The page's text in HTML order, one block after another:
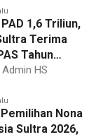
1,6 Triliun,
Terima
Tahun
2027
Admin HS
Nona
Sultra 2026,